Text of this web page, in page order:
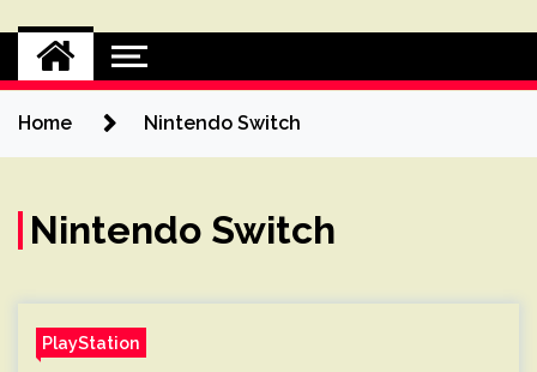
Home Nintendo Switch
Nintendo Switch
PlayStation